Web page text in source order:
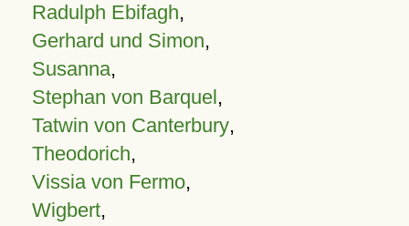
Radulph Ebifagh,
Gerhard und Simon,
Susanna,
Stephan von Barquel,
Tatwin von Canterbury,
Theodorich,
Vissia von Fermo,
Wigbert,